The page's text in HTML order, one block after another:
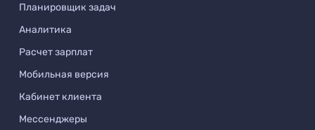
Планировщик задач
Аналитика
Расчет зарплат
Мобильная версия
Кабинет клиента
Мессенджеры